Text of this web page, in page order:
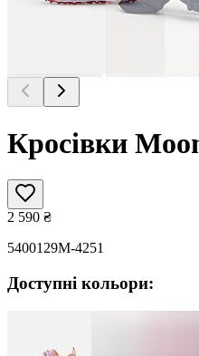
Кросівки
2 590 ₴
5400129M-4251
Доступні кольори: